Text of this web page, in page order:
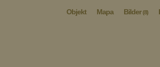
Objekt Mapa Bilder(8)